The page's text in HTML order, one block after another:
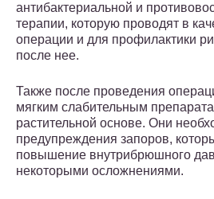
антибактериальной и
терапии, которую проводят в
операции и для профилактики
после нее.
Также после проведения
мягким слабительным
растительной основе. Они
предупреждения запоров,
повышение внутрибрюшного
некоторыми осложнениями.